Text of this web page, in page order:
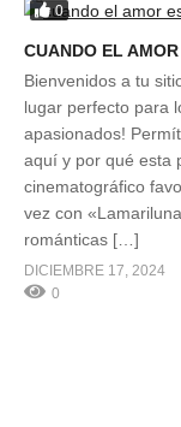
0
CUANDO EL
Bienvenidos a tu
lugar perfecto para
apasionados!
aquí y por qué esta
cinematográfico
vez con
románticas […]
DICIEMBRE 17, 2024
0